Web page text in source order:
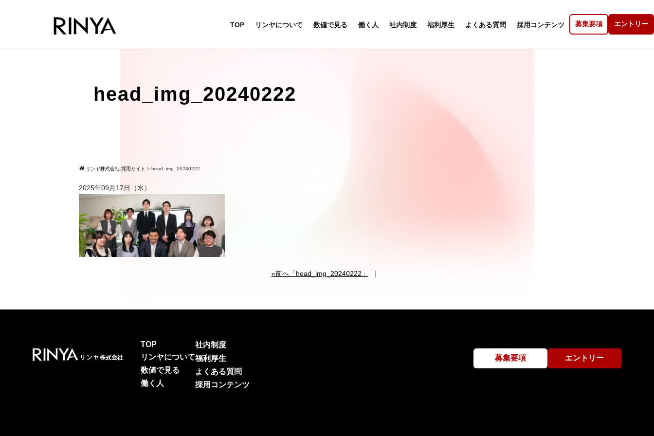
TOP リンヤについて 数値で見る 働く人 社内制度 福利厚生 よくある質問 採用コンテンツ 募集要項 エントリー
head_img_20240222
リンヤ株式会社-採用サイト > head_img_20240222
2025年09月17日（水）
«前へ「head_img_20240222」 ｜
TOP
リンヤについて
数値で見る
働く人
社内制度
福利厚生
よくある質問
採用コンテンツ
募集要項 エントリー